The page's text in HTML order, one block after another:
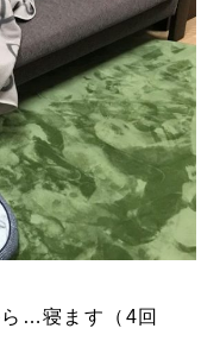
…寝ます（4回